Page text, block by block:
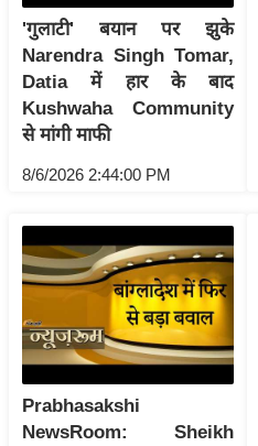
प
रा
ज
नी
ति
वि
ष
ण
स
म
सा
यि
क
'गुलाटी' बयान पर झुके
Narendra Singh Tomar,
Datia में हार के बाद
Kushwaha Community
से मांगी माफी
8/6/2026 2:44:00 PM
Prabhasakshi
NewsRoom: Sheikh